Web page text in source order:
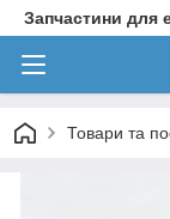
Запчастини для
Товари та